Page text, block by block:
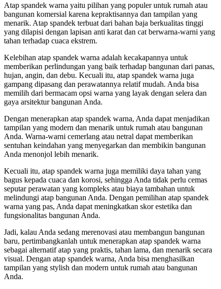
Atap spandek warna yaitu pilihan yang populer untuk rumah atau
bangunan komersial karena kepraktisannya dan tampilan yang
menarik. Atap spandek terbuat dari bahan baja berkualitas tinggi
yang dilapisi dengan lapisan anti karat dan cat berwarna-warni yang
tahan terhadap cuaca ekstrem.
Kelebihan atap spandek warna adalah kecakapannya untuk
memberikan perlindungan yang baik terhadap bangunan dari panas,
hujan, angin, dan debu. Kecuali itu, atap spandek warna juga
gampang dipasang dan perawatannya relatif mudah. Anda bisa
memilih dari bermacam opsi warna yang layak dengan selera dan
gaya arsitektur bangunan Anda.
Dengan menerapkan atap spandek warna, Anda dapat menjadikan
tampilan yang modern dan menarik untuk rumah atau bangunan
Anda. Warna-warni cemerlang atau netral dapat memberikan
sentuhan keindahan yang menyegarkan dan membikin bangunan
Anda menonjol lebih menarik.
Kecuali itu, atap spandek warna juga memiliki daya tahan yang
bagus kepada cuaca dan korosi, sehingga Anda tidak perlu cemas
seputar perawatan yang kompleks atau biaya tambahan untuk
melindungi atap bangunan Anda. Dengan pemilihan atap spandek
warna yang pas, Anda dapat meningkatkan skor estetika dan
fungsionalitas bangunan Anda.
Jadi, kalau Anda sedang merenovasi atau membangun bangunan
baru, pertimbangkanlah untuk menerapkan atap spandek warna
sebagai alternatif atap yang praktis, tahan lama, dan menarik secara
visual. Dengan atap spandek warna, Anda bisa menghasilkan
tampilan yang stylish dan modern untuk rumah atau bangunan
Anda.